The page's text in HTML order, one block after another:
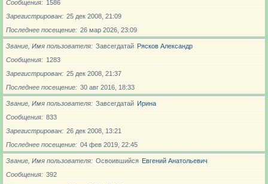
Сообщения
1586
Зарегистрирован
25 дек 2008, 21:09
Последнее посещение
26 мар 2026, 23:09
Звание, Имя пользователя Завсегдатай Рясков Александр
Сообщения
1283
Зарегистрирован
25 дек 2008, 21:37
Последнее посещение
30 авг 2016, 18:33
Звание, Имя пользователя Завсегдатай Ирина
Сообщения
833
Зарегистрирован
26 дек 2008, 13:21
Последнее посещение
04 фев 2019, 22:45
Звание, Имя пользователя Освоившийся Евгений Анатольевич
Сообщения
392